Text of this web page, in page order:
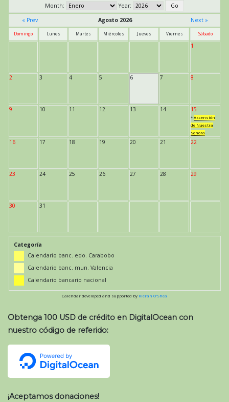
Month:
Year:
« Prev
Agosto 2026 Next »
Domingo Lunes Martes Miércoles Jueves Viernes Sábado
1
2 3 4 5 6 7 8
9 10 11 12 13 14 15
* Ascensión
de Nuestra
Señora
16 17 18 19 20 21 22
23 24 25 26 27 28 29
30 31
Categoría
Calendario banc. edo. Carabobo
Calendario banc. mun. Valencia
Calendario bancario nacional
Calendar developed and supported by Kieran O'Shea
Obtenga 100 USD de crédito en DigitalOcean con
nuestro código de referido:
¡Aceptamos donaciones!